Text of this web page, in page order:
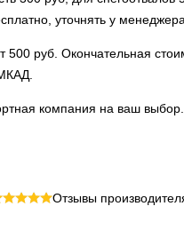
уточнять у менеджера.
500 руб. Окончательная
компания на ваш
можно оплатить по счету.
д 7.
Отзывы